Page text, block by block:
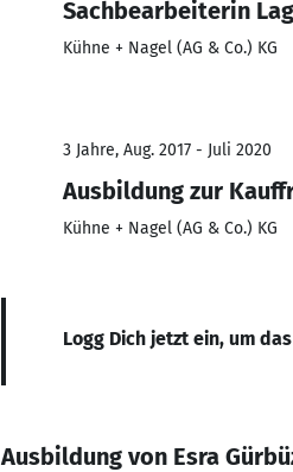
Sachbearbeiterin
Kühne + Nagel (AG & Co.) KG
3 Jahre, Aug. 2017 - Juli 2020
Ausbildung zur
Kühne + Nagel (AG & Co.) KG
Logg Dich jetzt ein, um
Ausbildung von Esra